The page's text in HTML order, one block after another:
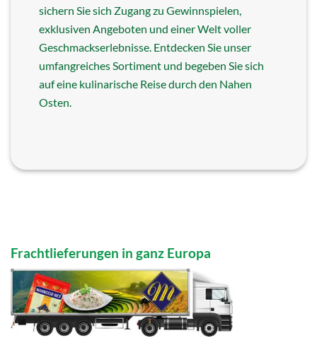
sichern Sie sich Zugang zu Gewinnspielen,
exklusiven Angeboten und einer Welt voller
Geschmackserlebnisse. Entdecken Sie unser
umfangreiches Sortiment und begeben Sie sich
auf eine kulinarische Reise durch den Nahen
Osten.
Frachtlieferungen in ganz Europa